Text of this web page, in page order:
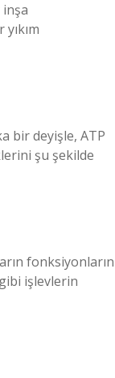
bir deyişle, ATP
şu şekilde
işlevlerin